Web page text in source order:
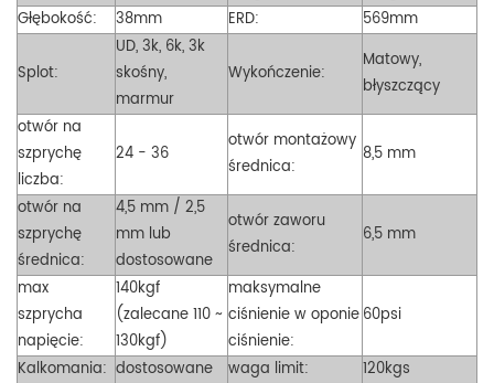
Głębokość:
38mm ERD: 569mm
Splot:
UD, 3k, 6k, 3k
skośny,
marmur
Wykończenie:
Matowy,
błyszczący
otwór na
szprychę
liczba:
24 - 36
otwór montażowy
średnica:
8,5 mm
otwór na
szprychę
średnica:
4,5 mm / 2,5
mm lub
dostosowane
otwór zaworu
średnica:
6,5 mm
max
szprycha
napięcie:
140kgf
(zalecane 110 ~
130kgf)
maksymalne
ciśnienie w oponie
ciśnienie:
60psi
Kalkomania: dostosowane waga limit:
120kgs